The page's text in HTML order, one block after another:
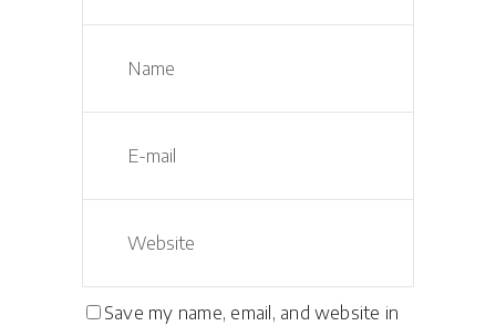
Save my name, email, and website in